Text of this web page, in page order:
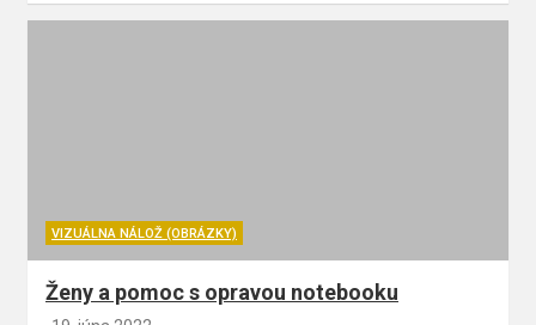
VIZUÁLNA NÁLOŽ (OBRÁZKY)
Ženy a pomoc s opravou notebooku